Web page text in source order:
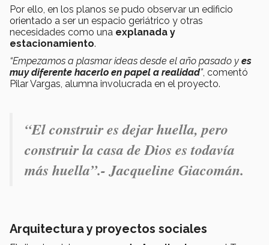
Por ello, en los planos se pudo observar un edificio
orientado a ser un espacio geriátrico y otras
necesidades como una explanada y
estacionamiento.
“Empezamos a plasmar ideas desde el año pasado y es
muy diferente hacerlo en papel a realidad”, comentó
Pilar Vargas, alumna involucrada en el proyecto.
“El construir es dejar huella, pero
construir la casa de Dios es todavía
más huella”.- Jacqueline Giacomán.
Arquitectura y proyectos sociales